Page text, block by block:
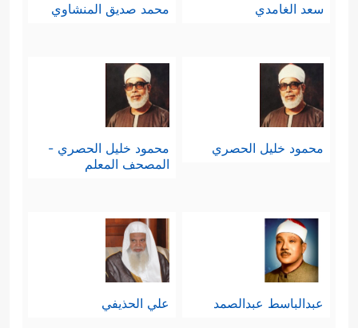
سعد الغامدي محمد صديق المنشاوي
محمود خليل الحصري
محمود خليل الحصري -
المصحف المعلم
عبدالباسط عبدالصمد علي الحذيفي